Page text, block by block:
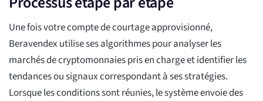
Une fois votre compte de courtage approvisionné,
Beravendex utilise ses algorithmes pour analyser les
marchés de cryptomonnaies pris en charge et identifier les
tendances ou signaux correspondant à ses stratégies.
Lorsque les conditions sont réunies, le système envoie des